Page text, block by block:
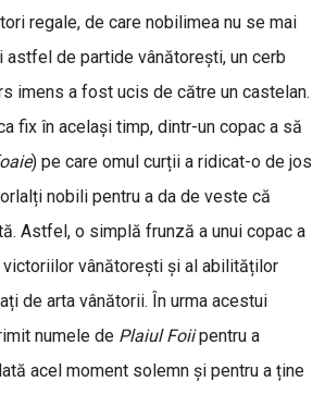
regale, de care nobilimea nu se mai
astfel de partide vânătorești, un cerb
imens a fost ucis de către un castelan.
fix în același timp, dintr-un copac a să
) pe care omul curții a ridicat-o de jos
nobili pentru a da de veste că
Astfel, o simplă frunză a unui copac a
vânătorești și al abilităților
de arta vânătorii. În urma acestui
numele de Plaiul Foiipentru a
acel moment solemn și pentru a ține